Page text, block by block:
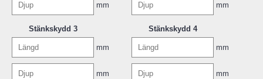
mm mm
Stänkskydd 3
mm
mm
Stänkskydd 4
mm
mm